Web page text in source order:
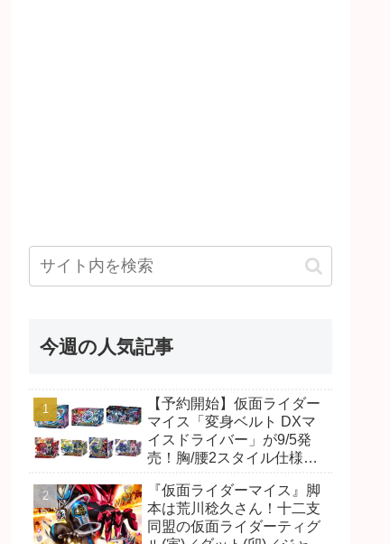
今週の人気記事
【予約開始】仮面ライダー
マイス「変身ベルト DXマ
イスドライバー」が9/5発
売！胸/腰2スタイル仕様！
ッシュ、ジャオ/バイト、ケ
イ/ショットボーンバックル
も！
『仮面ライダーマイス』脚
本は荒川稔久さん！十二支
同盟の仮面ライダーティグ